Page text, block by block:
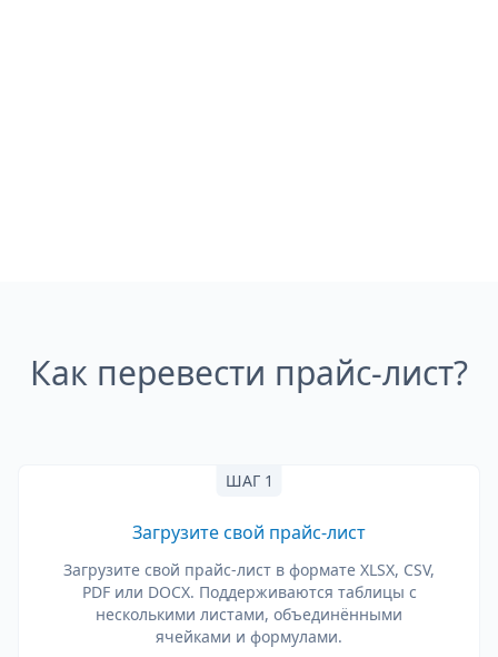
Как перевести прайс-лист?
ШАГ 1
Загрузите свой прайс-лист
Загрузите свой прайс-лист в формате XLSX, CSV,
PDF или DOCX. Поддерживаются таблицы с
несколькими листами, объединёнными
ячейками и формулами.